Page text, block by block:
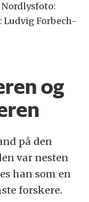
Ludvig Forbech-
og
på den
var nesten
han som en
forskere.